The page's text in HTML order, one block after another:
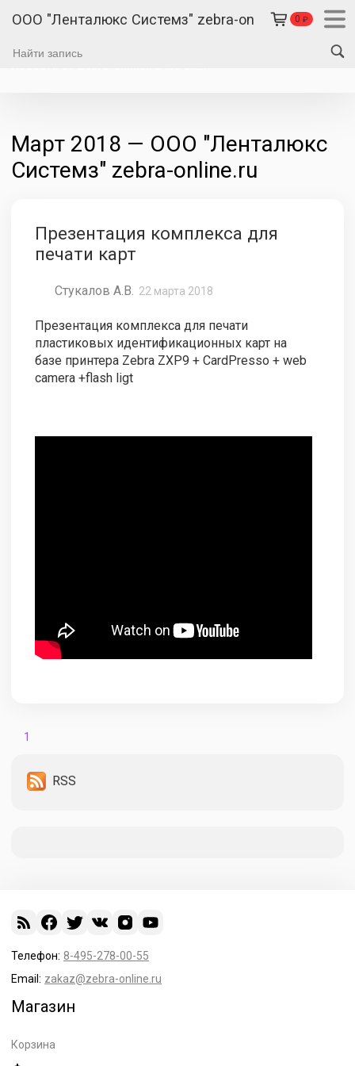
ООО "Ленталюкс Системз" zebra-online.ru 0 ₽
Март 2018 — ООО "Ленталюкс
Системз" zebra-online.ru
Презентация комплекса для
печати карт
Стукалов А.В. 22 марта 2018
Презентация комплекса для печати
пластиковых идентификационных карт на
базе принтера Zebra ZXP9 + CardPresso + web
camera +flash ligt
1
RSS
Телефон: 8-495-278-00-55
Email: zakaz@zebra-online.ru
Магазин
Корзина